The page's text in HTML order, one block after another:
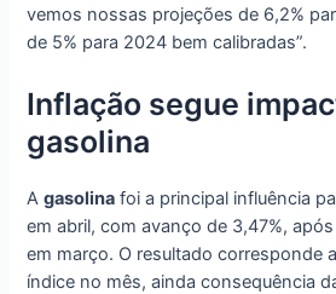
vemos nossas projeções de 6,2%
de 5% para 2024 bem calibradas”.
Inflação segue
gasolina
Agasolina foi a principal influência
em abril, com avanço de 3,47%,
em março. O resultado corresponde
índice no mês, ainda consequência